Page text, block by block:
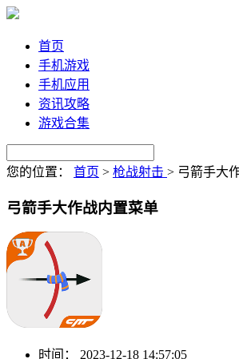
首页
手机游戏
手机应用
资讯攻略
游戏合集
您的位置： 首页 > 枪战射击 > 弓箭手大
弓箭手大作战内置菜单
时间： 2023-12-18 14:57:05